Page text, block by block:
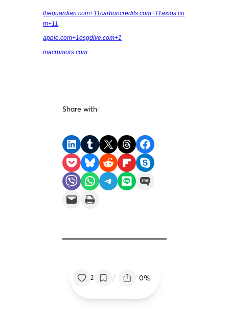
theguardian.com+11carboncredits.com+11axios.co
m+11
apple.com+1esgdive.com+1
macrumors.com
Share with/
Share on LinkedIn Share on Tumblr Share on X Share on Threads
Share on Facebook
Share on Pocket
Share on Bluesky Share on Reddit Share on Flipboard
Share on Skype
Share on Viber
Share on WhatsApp Share on Telegram Share on LINE
Share on SMS
Email this Page
Print this Page
2 / 0%